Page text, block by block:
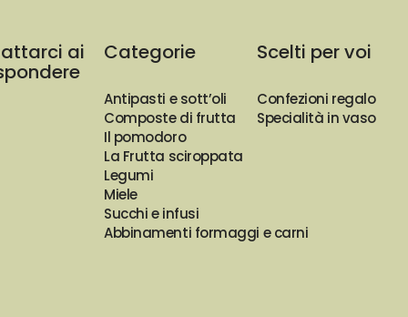
ai Categorie
Antipasti e sott’oli
Composte di frutta
Il pomodoro
La Frutta sciroppata
Legumi
Miele
Succhi e infusi
Abbinamenti formaggi e carni
Scelti per voi
Confezioni regalo
Specialità in vaso